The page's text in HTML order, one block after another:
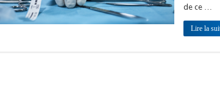
de ce …
Lire la